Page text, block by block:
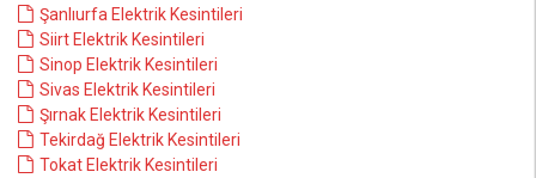
Şanlıurfa Elektrik Kesintileri
Siirt Elektrik Kesintileri
Sinop Elektrik Kesintileri
Sivas Elektrik Kesintileri
Şırnak Elektrik Kesintileri
Tekirdağ Elektrik Kesintileri
Tokat Elektrik Kesintileri